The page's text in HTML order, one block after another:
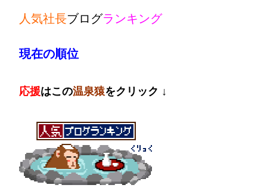
人気社長ブログラ ンキング
現在の順位
応援はこの温泉猿をクリック ↓